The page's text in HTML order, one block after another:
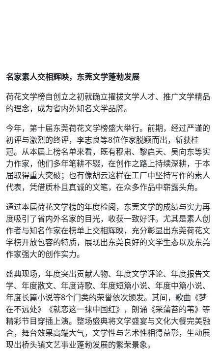
名家素人交相辉映，东莞文学蓬勃发展
荷花文学榜自创立之初就确立擢拔文学人才、推广文学精品
的理念，成为省内外知名文学品牌。
今年，第十届东莞荷花文学榜盛大举行。前期，经过严谨的
初评与激烈的终评，李志良等8位作家脱颖而出，斩获桂
冠。从本届上榜名单来看，既有穆肃、黎启天、吴向东等实
力作家，他们多年笔耕不辍，在创作之路上持续深耕，于本
届取得重大突破；也有像胡云这样在工厂中坚持写作的素人
代表，凭借质朴且真诚的文笔，在众多作品中崭露头角。
通过本届荷花文学榜的年度检阅，东莞文学的成绩与实力再
度吸引了省内外名家的目光，收获一致好评。尤其是素人创
作者与知名作家在榜单上交相辉映，充分彰显出东莞荷花文
学榜开放包容的特质，展现出东莞良好的文学生态以及东莞
作家强大的创作实力。
盛典现场，年度突出贡献人物、年度文学评论、年度报告文
学、年度散文、年度诗歌、年度短篇小说、年度中篇小说、
年度长篇小说等8个门类的荣誉依次颁发。其间，歌曲《梦
在不远处》《就恋这一抹中国红》，朗诵《采蒲苔的苇》等
精彩节目穿插上演。整场盛典将文学盛宴与文化大餐完美融
合，舞台效果高端大气，文学性与艺术性相得益彰，生动展
现出桥头镇文艺事业蓬勃发展的繁荣景象。